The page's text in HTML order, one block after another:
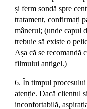
și ferm sondă spre
tratament, confirmați
mânerul; (unde capul
trebuie să existe o
Așa că se recomandă
filmului antigel.)
6. În timpul procesului
atenție. Dacă clientul
inconfortabilă,